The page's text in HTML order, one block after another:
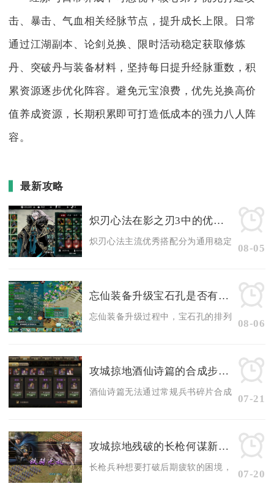
击、暴击、气血相关经脉节点，提升成长上限。日常
通过江湖副本、论剑兑换、限时活动稳定获取修炼
丹、突破丹与装备材料，坚持每日提升经脉重数，积
累资源逐步优化阵容。避免元宝浪费，优先兑换高价
值养成资源，长期积累即可打造低成本的强力八人阵
容。
最新攻略
炽刃心法在影之刃3中的优秀搭配方式有哪些
炽刃心法主流优秀搭配分为通用稳定羁绊、火
08-05
忘仙装备升级宝石孔是否有位置调整
忘仙装备升级过程中，宝石孔的排列位置无法
08-06
攻城掠地酒仙诗篇的合成步骤是什么
酒仙诗篇无法通过常规兵书碎片合成产出，完
07-21
攻城掠地残破的长枪何谋新的出路
长枪兵种想要打破后期疲软的困境，核心出路
07-20